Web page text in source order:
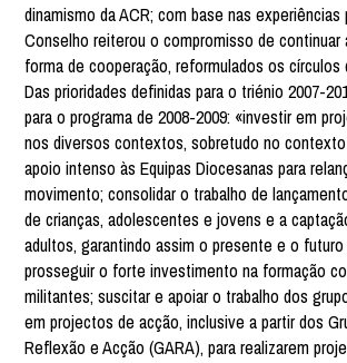
dinamismo da ACR; com base nas
Conselho reiterou o compromisso de
forma de cooperação, reformulados os círculos
Das prioridades definidas para o triénio 2007-
para o programa de 2008-2009: «investir em
nos diversos contextos, sobretudo no
apoio intenso às Equipas Diocesanas para
movimento; consolidar o trabalho de
de crianças, adolescentes e jovens e a
adultos, garantindo assim o presente e o
prosseguir o forte investimento na formação
militantes; suscitar e apoiar o trabalho dos
em projectos de acção, inclusive a partir dos
Reflexão e Acção (GARA), para realizarem